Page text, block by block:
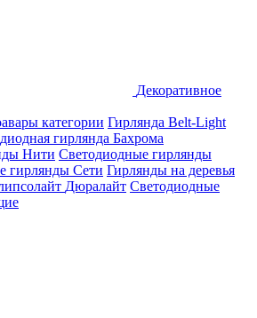
Декоративное
категории Гирлянда Belt-Light
гирлянда Бахрома
Нити Светодиодные гирлянды
гирлянды Сети Гирлянды на деревья
Дюралайт Светодиодные